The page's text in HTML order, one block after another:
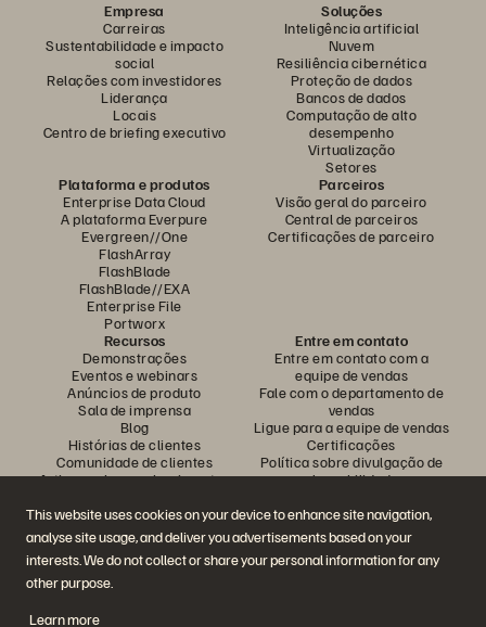
This website uses cookies on your device to enhance site navigation,
analyse site usage, and deliver you advertisements based on your
interests. We do not collect or share your personal information for any
other purpose.
Learn more
Empresa
Carreiras
Sustentabilidade e impacto
social
Relações com investidores
Liderança
Locais
Centro de briefing executivo
Soluções
Inteligência artificial
Nuvem
Resiliência cibernética
Proteção de dados
Bancos de dados
Computação de alto
desempenho
Virtualização
Setores
Plataforma e produtos
Enterprise Data Cloud
A plataforma Everpure
Evergreen//One
FlashArray
FlashBlade
FlashBlade//EXA
Enterprise File
Portworx
Parceiros
Visão geral do parceiro
Central de parceiros
Certificações de parceiro
Recursos
Demonstrações
Eventos e webinars
Anúncios de produto
Sala de imprensa
Blog
Histórias de clientes
Comunidade de clientes
Artigos sobre conhecimentos
Entre em contato
Entre em contato com a
equipe de vendas
Fale com o departamento de
vendas
Ligue para a equipe de vendas
Certificações
Política sobre divulgação de
vulnerabilidades
Participe da conversa
Siga todas as redes sociais da Everpure